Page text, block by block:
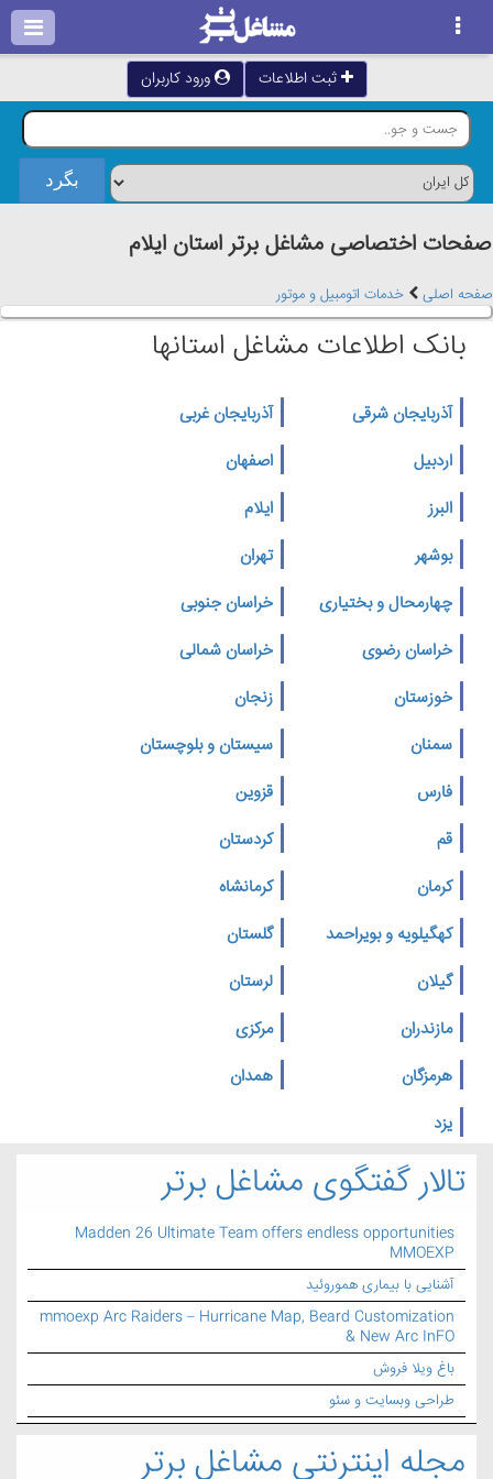
ثبت اطلاعات ورود کاربران
صفحات اختصاصی مشاغل برتر استان ايلام
صفحه اصلی خدمات اتومبیل و موتور
بانک اطلاعات مشاغل استانها
آذربایجان شرقی
آذربایجان غربی
اردبیل
اصفهان
البرز
ایلام
بوشهر
تهران
چهارمحال و بختیاری
خراسان جنوبی
خراسان رضوی
خراسان شمالی
خوزستان
زنجان
سمنان
سیستان و بلوچستان
فارس
قزوین
قم
کردستان
کرمان
کرمانشاه
کهگیلویه و بویراحمد
گلستان
گیلان
لرستان
مازندران
مرکزی
هرمزگان
همدان
یزد
تالار گفتگوی مشاغل برتر
Madden 26 Ultimate Team offers endless opportunities
MMOEXP
آشنایی با بیماری هموروئید
mmoexp Arc Raiders – Hurricane Map, Beard Customization
& New Arc InFO
باغ ویلا فروش
طراحی وبسایت و سئو
مجله اینترنتی مشاغل برتر